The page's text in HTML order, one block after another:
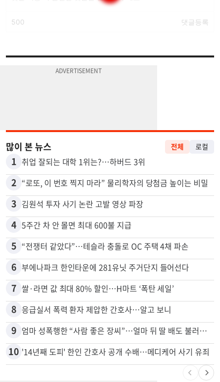
많이 본 뉴스
1 취업 잘되는 대학 1위는?…하버드 3위
2 “로또, 이 번호 찍지 마라” 물리학자의 당첨금 높이는 비밀
3 김원석 투자 사기 논란 고발 영상 파장
4 5주간 차 안 몰면 최대 600불 지급
5 “전쟁터 같았다”…테슬라 충돌로 OC 주택 4채 파손
6 부에나파크 한인타운에 281유닛 주거단지 들어선다
7 쌀·라면 값 최대 80% 할인…H마트 ‘폭탄 세일’
8 응급실서 폭력 환자 제압한 간호사…알고 보니
9 엄마 성폭행한 “사람 좋은 장씨”…얼마 뒤 딸 배도 불러왔다
'14년째 도피' 한인 간호사 공개 수배…메디케어 사기 유죄